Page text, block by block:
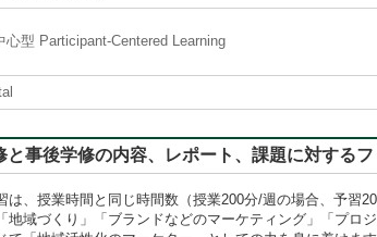
心型 Participant-Centered Learning
と事後学修の内容、レポート、課題に対す
は、授業時間と同じ時間数（授業200分/週の場合、予習
地域づくり」「ブランドなどのマーケティング」「プ